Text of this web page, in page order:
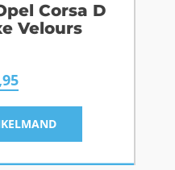
Corsa D
Velours